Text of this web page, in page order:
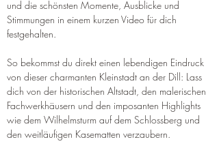
und die schönsten Momente, Ausblicke und
Stimmungen in einem kurzen Video für dich
festgehalten.
So bekommst du direkt einen lebendigen Eindruck
von dieser charmanten Kleinstadt an der Dill: Lass
dich von der historischen Altstadt, den malerischen
Fachwerkhäusern und den imposanten Highlights
wie dem Wilhelmsturm auf dem Schlossberg und
den weitläufigen Kasematten verzaubern.